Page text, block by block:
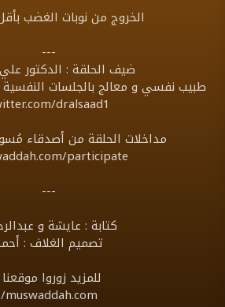
الخروج من نوبات الغضب
---
ضيف الحلقة : الدكتور
طبيب نفسي و معالج بالجلسات النفسية
dralsaad1
مداخلات الحلقة من أصدقاء
participate
---
كتابة : عايشة و
تصميم الغلاف :
للمزيد زوروا
muswaddah.com/